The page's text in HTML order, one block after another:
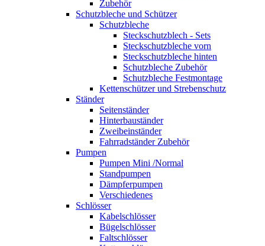
Zubehör
Schutzbleche und Schützer
Schutzbleche
Steckschutzblech - Sets
Steckschutzbleche vorn
Steckschutzbleche hinten
Schutzbleche Zubehör
Schutzbleche Festmontage
Kettenschützer und Strebenschutz
Ständer
Seitenständer
Hinterbauständer
Zweibeinständer
Fahrradständer Zubehör
Pumpen
Pumpen Mini /Normal
Standpumpen
Dämpferpumpen
Verschiedenes
Schlösser
Kabelschlösser
Bügelschlösser
Faltschlösser